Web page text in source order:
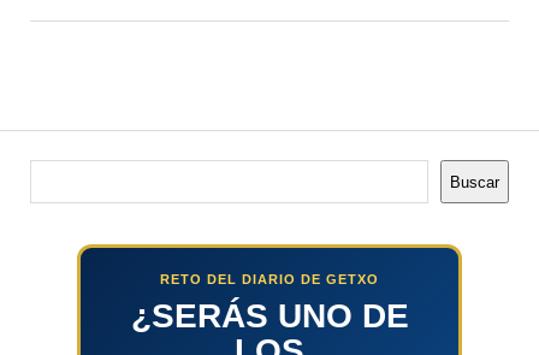
Buscar
RETO DEL DIARIO DE GETXO
¿SERÁS UNO DE